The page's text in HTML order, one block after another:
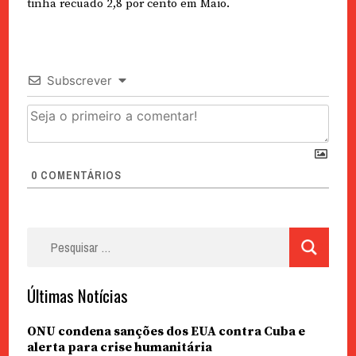
tinha recuado 2,8 por cento em Maio.
Subscrever
0 COMENTÁRIOS
Últimas Notícias
ONU condena sanções dos EUA contra Cuba e
alerta para crise humanitária